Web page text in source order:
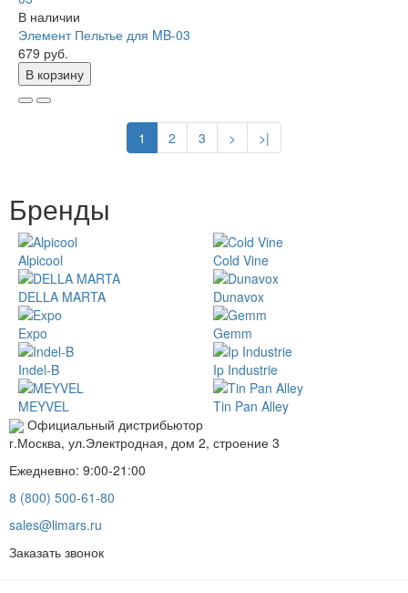
В наличии
Элемент Пельтье для MB-03
679 руб.
В корзину
1 2 3 > >|
Бренды
Alpicool
Cold Vine
DELLA MARTA
Dunavox
Expo
Gemm
Indel-B
Ip Industrie
MEYVEL
Tin Pan Alley
Официальный дистрибьютор
г.Москва, ул.Электродная, дом 2, строение 3
Ежедневно: 9:00-21:00
8 (800) 500-61-80
sales@limars.ru
Заказать звонок